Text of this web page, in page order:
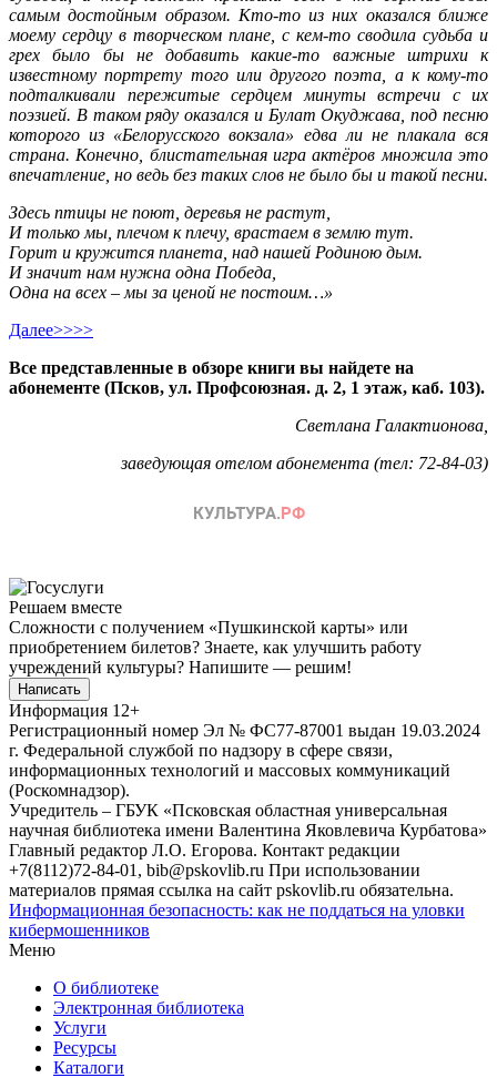
самым достойным образом. Кто-то из них оказался ближе
моему сердцу в творческом плане, с кем-то сводила судьба и
грех было бы не добавить какие-то важные штрихи к
известному портрету того или другого поэта, а к кому-то
подталкивали пережитые сердцем минуты встречи с их
поэзией. В таком ряду оказался и Булат Окуджава, под песню
которого из «Белорусского вокзала» едва ли не плакала вся
страна. Конечно, блистательная игра актёров множила это
впечатление, но ведь без таких слов не было бы и такой песни.
Здесь птицы не поют, деревья не растут,
И только мы, плечом к плечу, врастаем в землю тут.
Горит и кружится планета, над нашей Родиною дым.
И значит нам нужна одна Победа,
Одна на всех – мы за ценой не постоим…»
Далее>>>>
Все представленные в обзоре книги вы найдете на
абонементе (Псков, ул. Профсоюзная. д. 2, 1 этаж, каб. 103).
Светлана Галактионова,
заведующая отелом абонемента (тел: 72-84-03)
Решаем вместе
Сложности с получением «Пушкинской карты» или
приобретением билетов? Знаете, как улучшить работу
учреждений культуры? Напишите — решим!
Написать
Информация 12+
Регистрационный номер Эл № ФС77-87001 выдан 19.03.2024
г. Федеральной службой по надзору в сфере связи,
информационных технологий и массовых коммуникаций
(Роскомнадзор).
Учредитель – ГБУК «Псковская областная универсальная
научная библиотека имени Валентина Яковлевича Курбатова»
Главный редактор Л.О. Егорова. Контакт редакции
+7(8112)72-84-01, bib@pskovlib.ru При использовании
материалов прямая ссылка на сайт pskovlib.ru обязательна.
Информационная безопасность: как не поддаться на уловки
кибермошенников
Меню
О библиотеке
Электронная библиотека
Услуги
Ресурсы
Каталоги